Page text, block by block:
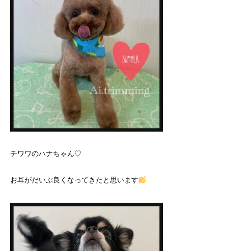
チワワのハナちゃん♡
お耳がだいぶ良くなってきたと思います